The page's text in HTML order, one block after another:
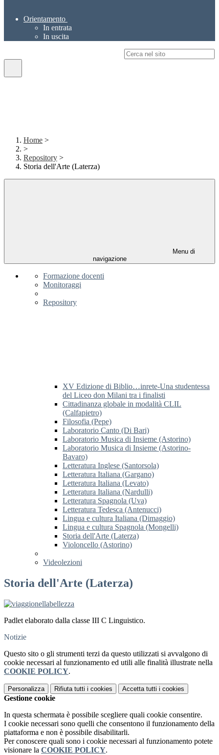
Orientamento
In entrata
In uscita
Home >
>
Repository >
Storia dell'Arte (Laterza)
Menu di
navigazione
Formazione docenti
Monitoraggi
Repository
XV Edizione di Biblio…inrete-Una studentessa
del Liceo don Milani tra i finalisti
Cittadinanza globale in modalità CLIL
(Calfapietro)
Filosofia (Pepe)
Laboratorio Canto (Di Bari)
Laboratorio Musica di Insieme (Astorino)
Laboratorio Musica di Insieme (Astorino-
Bavaro)
Letteratura Inglese (Santorsola)
Letteratura Italiana (Gargano)
Letteratura Italiana (Levato)
Letteratura Italiana (Nardulli)
Letteratura Spagnola (Uva)
Letteratura Tedesca (Antenucci)
Lingua e cultura Italiana (Dimaggio)
Lingua e cultura Spagnola (Mongelli)
Storia dell'Arte (Laterza)
Violoncello (Astorino)
Videolezioni
Storia dell'Arte (Laterza)
Padlet elaborato dalla classe III C Linguistico.
Notizie
Questo sito o gli strumenti terzi da questo utilizzati si avvalgono di
cookie necessari al funzionamento ed utili alle finalità illustrate nella
COOKIE POLICY.
Personalizza Rifiuta tutti i cookies Accetta tutti i cookies
Gestione cookie
In questa schermata è possibile scegliere quali cookie consentire.
I cookie necessari sono quelli che consentono il funzionamento della
piattaforma e non è possibile disabilitarli.
Per conoscere quali sono i cookie necessari al funzionamento potete
visionare la COOKIE POLICY.